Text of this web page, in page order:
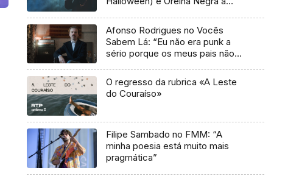
Afonso Rodrigues no Vocês
Sabem Lá: “Eu não era punk a
sério porque os meus pais não
O regresso da rubrica «A Leste
do Couraíso»
Filipe Sambado no FMM: “A
minha poesia está muito mais
pragmática”